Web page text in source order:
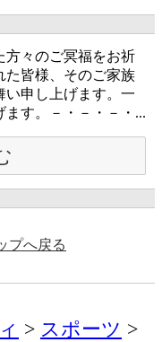
方々のご冥福をお祈
た皆様、そのご家族
い申し上げます。一
ます。－・－・－・...
プへ戻る
スポーツ